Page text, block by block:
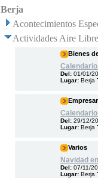
Berja
Acontecimientos
Actividades Aire Libre
Bienes
Del: 01/01/
Lugar: Berja
Del: 29/12/
Lugar: Berja
Varios
Navidad
Del: 07/11/
Lugar: Berja